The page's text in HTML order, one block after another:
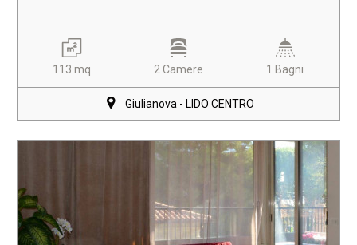
113 mq 2 Camere 1 Bagni
Giulianova - LIDO CENTRO